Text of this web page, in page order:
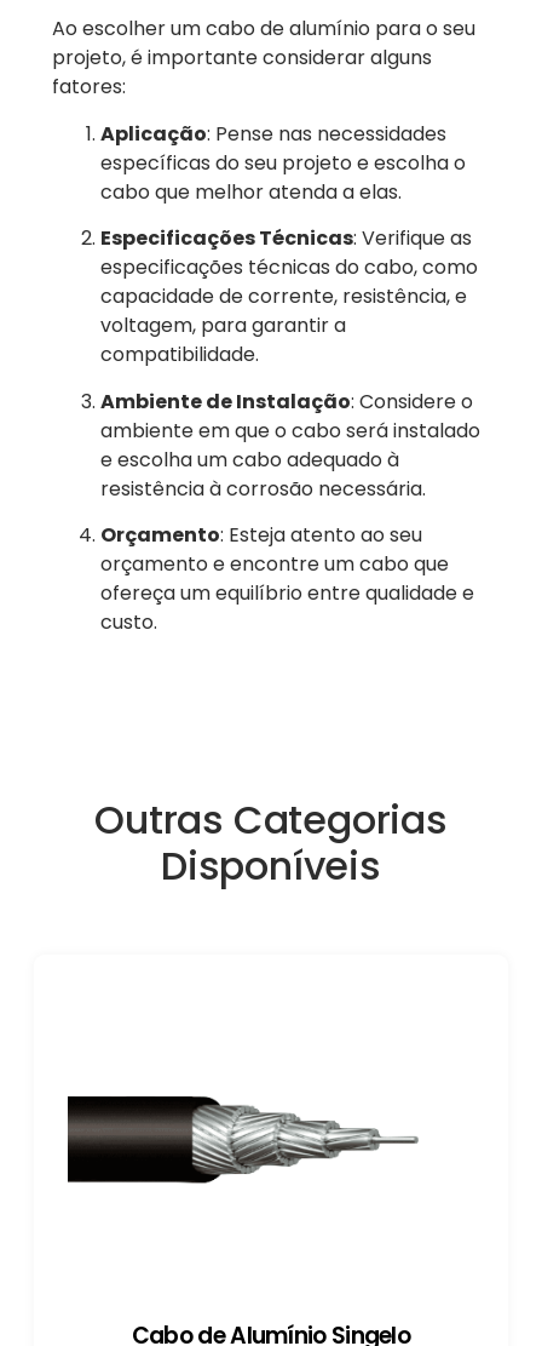
Ao escolher um cabo de alumínio para o seu
projeto, é importante considerar alguns
fatores:
Aplicação: Pense nas necessidades
específicas do seu projeto e escolha o
cabo que melhor atenda a elas.
Especificações Técnicas: Verifique as
especificações técnicas do cabo, como
capacidade de corrente, resistência, e
voltagem, para garantir a
compatibilidade.
Ambiente de Instalação: Considere o
ambiente em que o cabo será instalado
e escolha um cabo adequado à
resistência à corrosão necessária.
Orçamento: Esteja atento ao seu
orçamento e encontre um cabo que
ofereça um equilíbrio entre qualidade e
custo.
Outras Categorias
Disponíveis
Cabo de Alumínio Singelo